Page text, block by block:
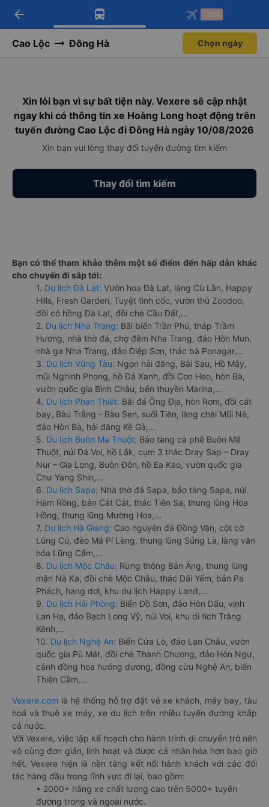
Tải app Vexere ngay!
Nhận ưu đãi thành viên độc
Mở app
Tải app Vexere
-30k/ghế khi đặt vé máy bay qua
Mở app
arrow_back -30k
Cao Lộc Đông Hà Chọn ngày
Xin lỗi bạn vì sự bất tiện này. Vexere sẽ cập nhật
ngay khi có thông tin xe Hoàng Long hoạt động trên
tuyến đường Cao Lộc đi Đông Hà ngày 10/08/2026
Xin bạn vui lòng thay đổi tuyến đường tìm kiếm
Thay đổi tìm kiếm
Bạn có thể tham khảo thêm một số điểm đến hấp dẫn khác
cho chuyến đi sắp tới:
1. Du lịch Đà Lạt: Vườn hoa Đà Lạt, làng Cù Lần, Happy
Hills, Fresh Garden, Tuyệt tình cốc, vườn thú Zoodoo,
đồi cỏ hồng Đà Lạt, đồi chè Cầu Đất,...
2. Du lịch Nha Trang: Bãi biển Trần Phú, tháp Trầm
Hương, nhà thờ đá, chợ đêm Nha Trang, đảo Hòn Mun,
nhà ga Nha Trang, đảo Điệp Sơn, thác bà Ponagar,...
3. Du lịch Vũng Tàu: Ngọn hải đăng, Bãi Sau, Hồ Mây,
mũi Nghinh Phong, hồ Đá Xanh, đồi Con Heo, hòn Bà,
vườn quốc gia Bình Châu, bến thuyền Marina,...
4. Du lịch Phan Thiết: Bãi đá Ông Địa, hòn Rơm, đồi cát
bay, Bàu Trắng - Bàu Sen, suối Tiên, làng chài Mũi Né,
đảo Hòn Bà, hải đăng Kê Gà,...
5. Du lịch Buôn Ma Thuột: Bảo tàng cà phê Buôn Mê
Thuột, núi Đá Voi, hồ Lắk, cụm 3 thác Dray Sap – Dray
Nur – Gia Long, Buôn Đôn, hồ Ea Kao, vườn quốc gia
Chư Yang Shin,...
6. Du lịch Sapa: Nhà thờ đá Sapa, bảo tàng Sapa, núi
Hàm Rồng, bản Cát Cát, thác Tiên Sa, thung lũng Hoa
Hồng, thung lũng Mường Hoa,...
7. Du lịch Hà Giang: Cao nguyên đá Đồng Văn, cột cờ
Lũng Cú, đèo Mã Pí Lèng, thung lũng Sủng Là, làng văn
hóa Lũng Cẩm,...
8. Du lịch Mộc Châu: Rừng thông Bản Áng, thung lũng
mận Nà Ka, đồi chè Mộc Châu, thác Dải Yếm, bản Pa
Phách, hang dơi, khu du lịch Happy Land,...
9. Du lịch Hải Phòng: Biển Đồ Sơn, đảo Hòn Dấu, vịnh
Lan Hạ, đảo Bạch Long Vỹ, núi Voi, khu di tích Tràng
Kênh,...
10. Du lịch Nghệ An: Biển Cửa Lò, đảo Lan Châu, vườn
quốc gia Pù Mát, đồi chè Thanh Chương, đảo Hòn Ngư,
cánh đồng hoa hướng dương, đồng cừu Nghệ An, biển
Thiên Cầm,...
Vexere.com là hệ thống hỗ trợ đặt vé xe khách, máy bay, tàu
hoả và thuê xe máy, xe du lịch trên nhiều tuyến đường khắp
cả nước.
Với Vexere, việc lập kế hoạch cho hành trình di chuyển trở nên
vô cùng đơn giản, linh hoạt và được cá nhân hóa hơn bao giờ
hết. Vexere hiện là nền tảng kết nối hành khách với các đối
tác hàng đầu trong lĩnh vực đi lại, bao gồm:
• 2000+ hãng xe chất lượng cao trên 5000+ tuyến
đường trong và ngoài nước.